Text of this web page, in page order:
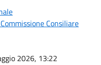
Consiliare
2026, 13:22